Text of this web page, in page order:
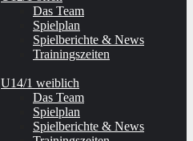
Das Team
Spielplan
Spielberichte & News
Trainingszeiten
U14/1 weiblich
Das Team
Spielplan
Spielberichte & News